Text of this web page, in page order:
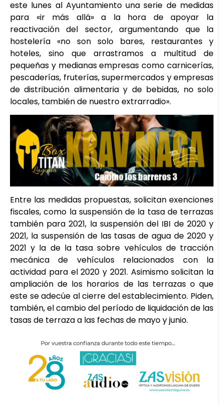
este lunes al Ayuntamiento una serie de medidas
para «ir más allá» a la hora de apoyar la
reactivación del sector, argumentando que la
hostelería «no son solo bares, restaurantes y
hoteles, sino que arrastramos a multitud de
pequeñas y medianas empresas como carnicerías,
pescaderías, fruterías, supermercados y empresas
de distribución alimentaria y de bebidas, no solo
locales, también de nuestro extrarradio».
Entre las medidas propuestas, solicitan exenciones
fiscales, como la suspensión de la tasa de terrazas
también para 2021, la suspensión del IBI de 2020 y
2021, la suspensión de las tasas de agua de 2020 y
2021 y la de la tasa sobre vehículos de tracción
mecánica de vehículos relacionados con la
actividad para el 2020 y 2021. Asimismo solicitan la
ampliación de los horarios de las terrazas o que
este se adecúe al cierre del establecimiento. Piden,
también, el cambio del período de liquidación de las
tasas de terraza a las fechas de mayo y junio.